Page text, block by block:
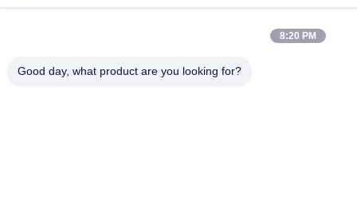
8:20 PM
Good day, what product are you looking for?